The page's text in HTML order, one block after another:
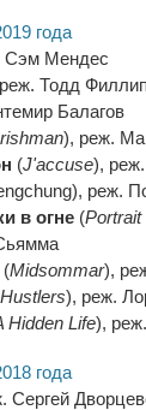
года
Сэм Мендес
Тодд
Балагов
), реж.
(J'accuse),
реж.
в огне(Portrait
Midsommar),
Hustlers), реж.
Hidden Life),
года
Сергей